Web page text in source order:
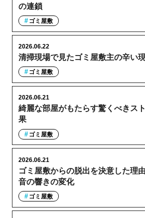
の連鎖
ゴミ屋敷
清掃現場で見たゴミ屋敷主の辛い
2026.06.22
ゴミ屋敷
綺麗な部屋がもたらす驚くべきス
果
2026.06.21
ゴミ屋敷
ゴミ屋敷からの脱出を決意した理
音の響きの変化
2026.06.21
ゴミ屋敷